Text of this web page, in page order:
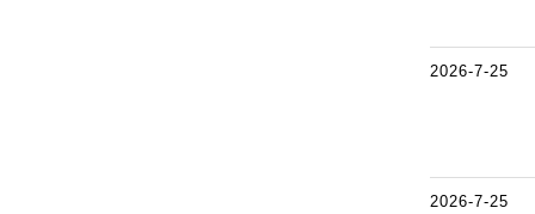
2026-7-25
2026-7-25